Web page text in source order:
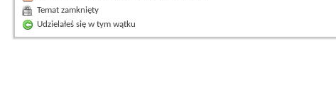
Temat zamknięty
Udzielałeś się w tym wątku